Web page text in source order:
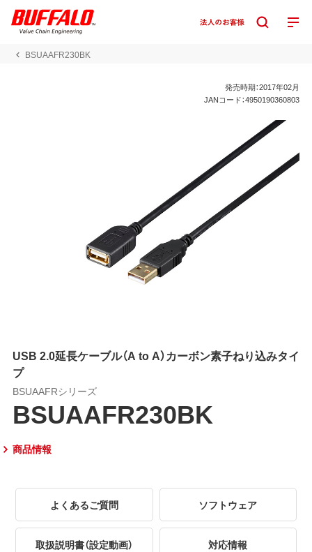
BSUAAFR230BK
発売時期：2017年02月
JANコード：4950190360803
USB 2.0延長ケーブル（A to A）カーボン素子ねり込みタイ
プ
BSUAAFRシリーズ
BSUAAFR230BK
商品情報
よくあるご質問 ソフトウェア
取扱説明書（設定動画） 対応情報